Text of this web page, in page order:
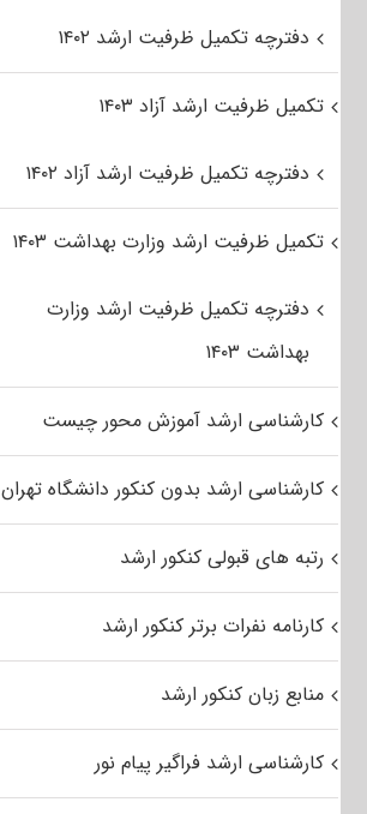
دفترچه تکمیل ظرفیت ارشد ۱۴۰۲
تکمیل ظرفیت ارشد آزاد ۱۴۰۳
دفترچه تکمیل ظرفیت ارشد آزاد ۱۴۰۲
تکمیل ظرفیت ارشد وزارت بهداشت ۱۴۰۳
دفترچه تکمیل ظرفیت ارشد وزارت
بهداشت ۱۴۰۳
کارشناسی ارشد آموزش محور چیست
کارشناسی ارشد بدون کنکور دانشگاه تهران
رتبه های قبولی کنکور ارشد
کارنامه نفرات برتر کنکور ارشد
منابع زبان کنکور ارشد
کارشناسی ارشد فراگیر پیام نور